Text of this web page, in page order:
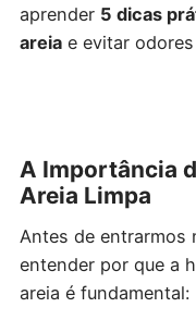
aprender 5 dicas
areiae evitar odores
A Importância
Areia Limpa
Antes de entrarmos
entender por que a
areia é fundamental: